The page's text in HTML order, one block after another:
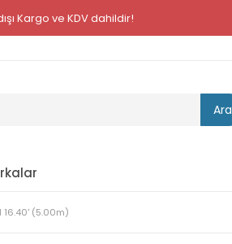
Kargo ve KDV dahildir!
Ara
(5.00m)